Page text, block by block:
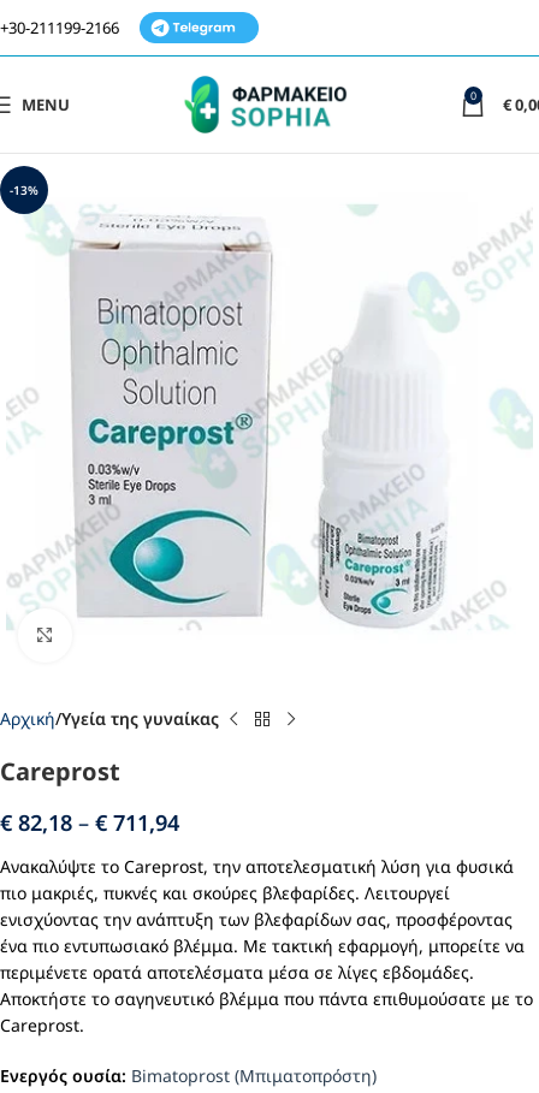
+30-211199-2166
MENU 0 €
-13%
Click to enlarge
Αρχική Υγεία της γυναίκας
Careprost
€ 82,18 – € 711,94
Ανακαλύψτε το Careprost, την αποτελεσματική λύση για φυσικά
πιο μακριές, πυκνές και σκούρες βλεφαρίδες. Λειτουργεί
ενισχύοντας την ανάπτυξη των βλεφαρίδων σας, προσφέροντας
ένα πιο εντυπωσιακό βλέμμα. Με τακτική εφαρμογή, μπορείτε να
περιμένετε ορατά αποτελέσματα μέσα σε λίγες εβδομάδες.
Αποκτήστε το σαγηνευτικό βλέμμα που πάντα επιθυμούσατε με το
Careprost.
Ενεργός ουσία: Bimatoprost (Μπιματοπρόστη)